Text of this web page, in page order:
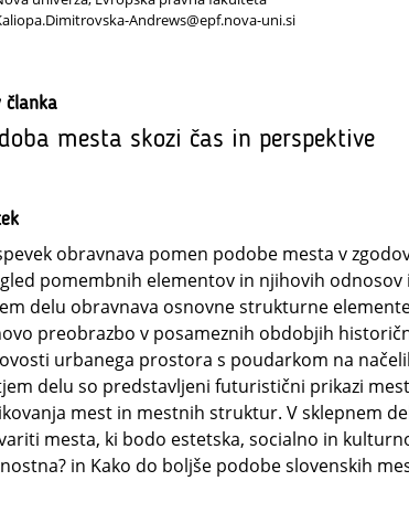
Andrews@epf.nova-uni.si
članka
mesta skozi čas in perspektive
obravnava pomen podobe mesta v
pomembnih elementov in njihovih
delu obravnava osnovne strukturne
preobrazbo v posameznih obdobjih
urbanega prostora s poudarkom na
delu so predstavljeni futuristični prikazi
mest in mestnih struktur. V sklepnem
mesta, ki bodo estetska, socialno in
in Kako do boljše podobe slovenskih